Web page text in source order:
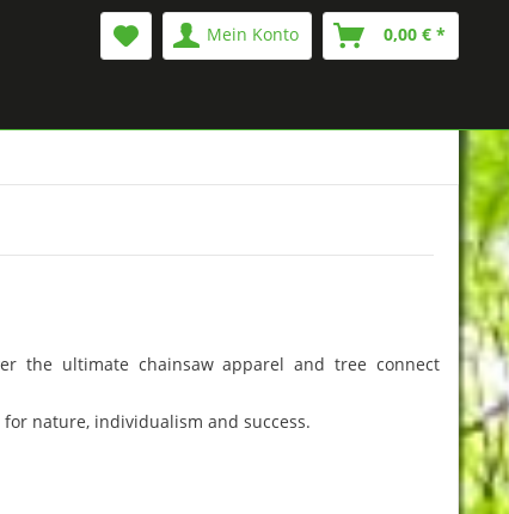
Mein Konto 0,00 € *
the ultimate chainsaw apparel and tree connect
nature, individualism and success.